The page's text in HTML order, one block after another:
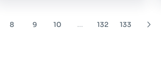
8 9 10 ... 132 133